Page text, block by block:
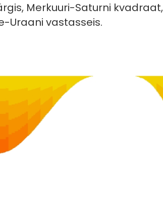
Merkuuri-Saturni
Uraani vastasseis.